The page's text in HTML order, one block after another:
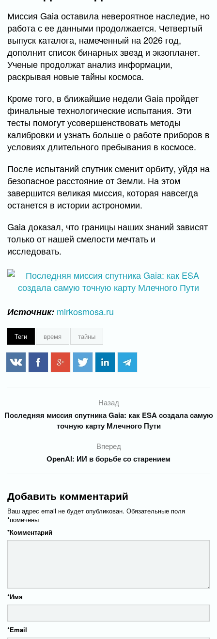
Миссия Gaia оставила невероятное наследие, но
работа с ее данными продолжается. Четвертый
выпуск каталога, намеченный на 2026 год,
дополнит список бинарных звезд и экзопланет.
Ученые продолжат анализ информации,
раскрывая новые тайны космоса.
Кроме того, в ближайшие недели Gaia пройдет
финальные технологические испытания. Эти
тесты помогут усовершенствовать методы
калибровки и узнать больше о работе приборов в
условиях длительного пребывания в космосе.
После испытаний спутник сменит орбиту, уйдя на
безопасное расстояние от Земли. На этом
завершится великая миссия, которая навсегда
останется в истории астрономии.
Gaia доказал, что границы наших знаний зависят
только от нашей смелости мечтать и
исследовать.
Источник: mirkosmosa.ru
Теги время тайны
Назад
Последняя миссия спутника Gaia: как ESA создала самую
точную карту Млечного Пути
Вперед
OpenAI: ИИ в борьбе со старением
Добавить комментарий
Ваш адрес email не будет опубликован. Обязательные поля
помечены
*
Комментарий
*
Имя
*
Email
*